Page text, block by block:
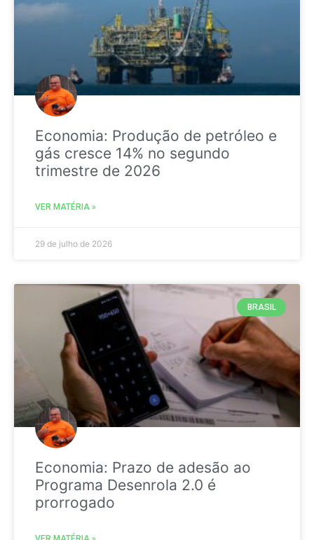
Economia: Produção de petróleo e
gás cresce 14% no segundo
trimestre de 2026
VER MATÉRIA »
29 de julho de 2026
BRASIL
Economia: Prazo de adesão ao
Programa Desenrola 2.0 é
prorrogado